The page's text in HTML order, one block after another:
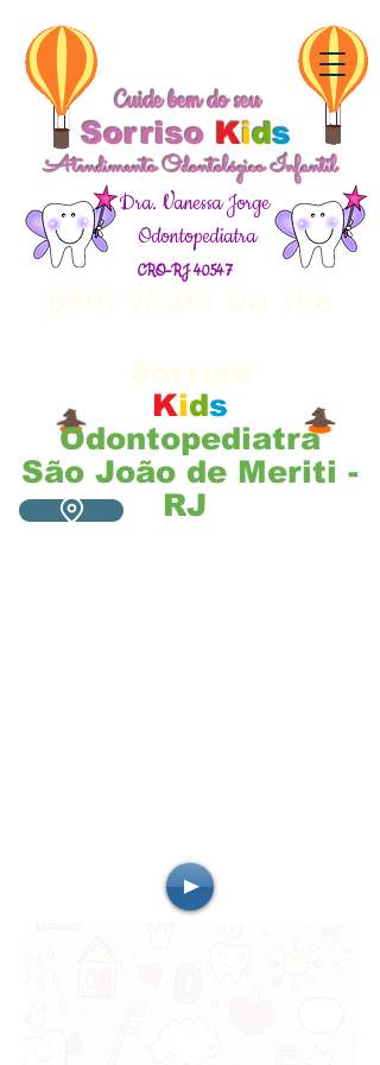
Cuide bem do seu
Sorriso Kids
Atendimento Odontológico Infantil
Dra. Vanessa Jorge
Odontopediatra
CRO-RJ 40547
Kids
Odontopediatra
São João de Meriti -
RJ